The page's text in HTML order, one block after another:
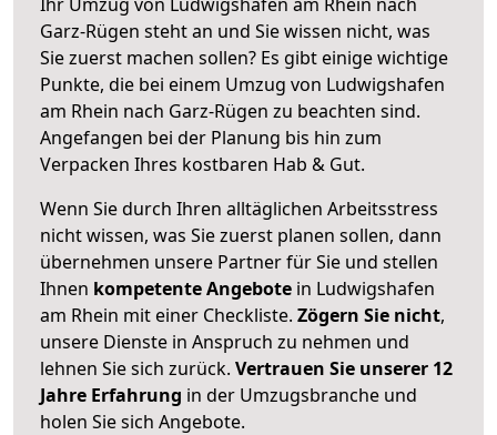
Garz-Rügen steht an und Sie wissen nicht, was
Sie zuerst machen sollen? Es gibt einige wichtige
Punkte, die bei einem Umzug von Ludwigshafen
am Rhein nach Garz-Rügen zu beachten sind.
Angefangen bei der Planung bis hin zum
Verpacken Ihres kostbaren Hab & Gut.
Wenn Sie durch Ihren alltäglichen Arbeitsstress
nicht wissen, was Sie zuerst planen sollen, dann
übernehmen unsere Partner für Sie und stellen
Ihnen kompetente Angebote in Ludwigshafen
am Rhein mit einer Checkliste. Zögern Sie nicht,
unsere Dienste in Anspruch zu nehmen und
lehnen Sie sich zurück. Vertrauen Sie unserer 12
Jahre Erfahrung in der Umzugsbranche und
holen Sie sich Angebote.